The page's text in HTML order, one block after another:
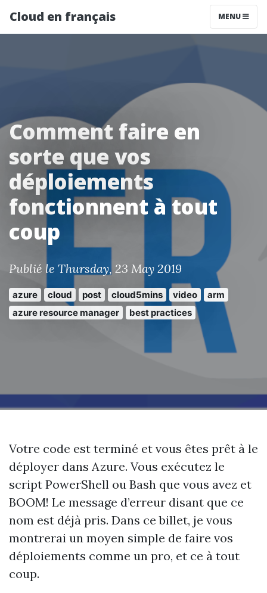
Cloud en français MENU
Comment faire en
sorte que vos
déploiements
fonctionnent à tout
coup
Publié le Thursday, 23 May 2019
azure cloud post cloud5mins video
arm
azure resource manager
best practices
Votre code est terminé et vous êtes prêt à le
déployer dans Azure. Vous exécutez le
script PowerShell ou Bash que vous avez et
BOOM! Le message d’erreur disant que ce
nom est déjà pris. Dans ce billet, je vous
montrerai un moyen simple de faire vos
déploiements comme un pro, et ce à tout
coup.